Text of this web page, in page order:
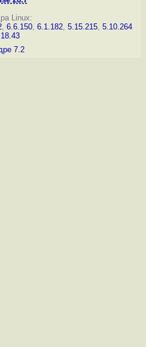
Linux:
, 6.6.150, 6.1.182, 5.15.215, 5.10.264
7.2